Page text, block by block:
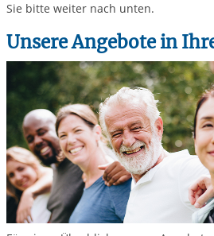
Sie bitte weiter nach unten.
Unsere Angebote in